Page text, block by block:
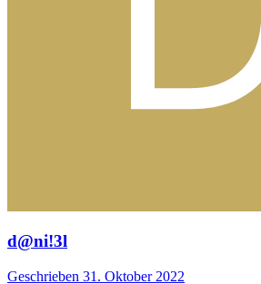
d@ni!3l
Geschrieben 31. Oktober 2022